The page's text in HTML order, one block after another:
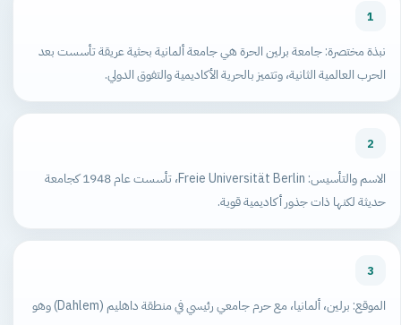
1
نبذة مختصرة: جامعة برلين الحرة هي جامعة ألمانية بحثية عريقة تأسست بعد
الحرب العالمية الثانية، وتتميز بالحرية الأكاديمية والتفوق الدولي.
2
الاسم والتأسيس: Freie Universität Berlin، تأسست عام 1948 كجامعة
حديثة لكنها ذات جذور أكاديمية قوية.
3
الموقع: برلين، ألمانيا، مع حرم جامعي رئيسي في منطقة داهليم (Dahlem) وهو